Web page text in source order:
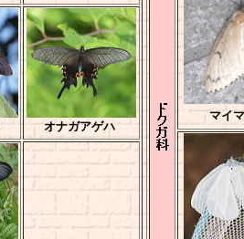
オナガアゲハ
マイ